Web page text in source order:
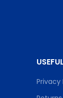
Privacy